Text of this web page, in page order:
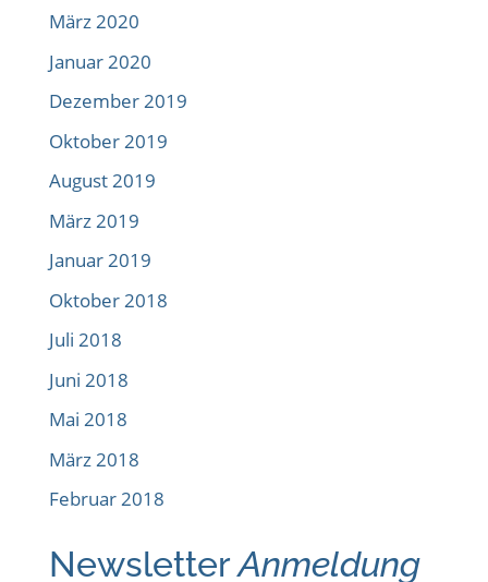
März 2020
Januar 2020
Dezember 2019
Oktober 2019
August 2019
März 2019
Januar 2019
Oktober 2018
Juli 2018
Juni 2018
Mai 2018
März 2018
Februar 2018
NewsletterAnmeldung